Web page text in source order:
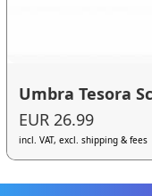
Umbra Tesora
EUR 26.99
incl. VAT, excl. shipping & fees